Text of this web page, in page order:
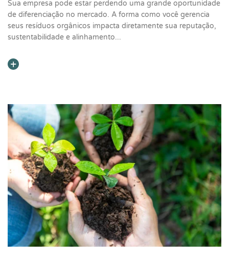
Sua empresa pode estar perdendo uma grande oportunidade
de diferenciação no mercado. A forma como você gerencia
seus resíduos orgânicos impacta diretamente sua reputação,
sustentabilidade e alinhamento